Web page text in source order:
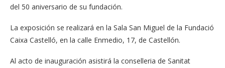
del 50 aniversario de su fundación.
La exposición se realizará en la Sala San Miguel de la Fundació
Caixa Castelló, en la calle Enmedio, 17, de Castellón.
Al acto de inauguración asistirá la conselleria de Sanitat